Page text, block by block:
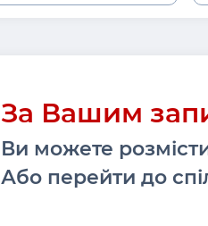
За Вашим
Ви можете
Або перейти до